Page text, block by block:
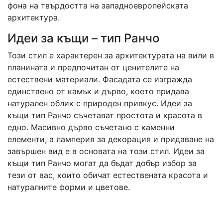
фона на твърдостта на западноевропейската
архитектура.
Идеи за къщи – тип Ранчо
Този стил е характерен за архитектурата на вили в
планината и предпочитан от ценителите на
естествени материали. Фасадата се изгражда
единствено от камък и дърво, което придава
натурален облик с природен привкус. Идеи за
къщи тип Ранчо съчетават простота и красота в
едно. Масивно дърво съчетано с каменни
елементи, а ламперия за декорация и придаване на
завършен вид е в основата на този стил. Идеи за
къщи тип Ранчо могат да бъдат добър избор за
тези от вас, които обичат естествената красота и
натуралните форми и цветове.